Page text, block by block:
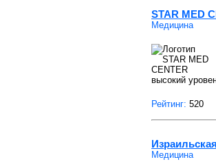
STAR MED
Медицина
высокий
Рейтинг: 520
Медицина